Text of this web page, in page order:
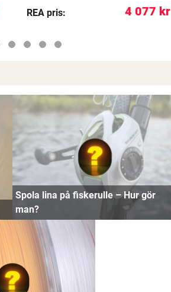
REA pris: 4 077 kr
Spola lina på fiskerulle – Hur gör
man?